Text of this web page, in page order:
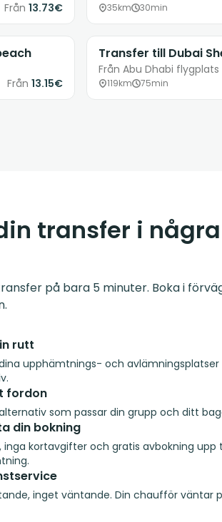
Från 13.73€ 35km 30min
Från 13.15€
Transfer till Dubai
Från Abu Dhabi flygplats
119km 75min
transfer i
på bara 5 minuter. Boka i
rutt
upphämtnings- och
fordon
som passar din grupp och ditt
din bokning
inga kortavgifter och gratis avbokning
inget väntande. Din chaufför väntar